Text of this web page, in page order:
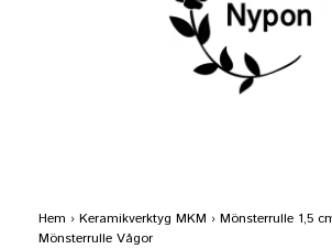
Hem › Keramikverktyg MKM › Mönsterrulle 1,5
Mönsterrulle Vågor